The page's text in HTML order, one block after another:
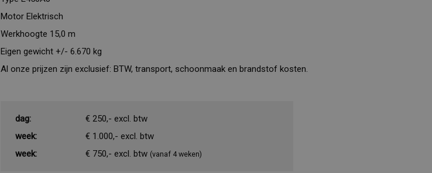
Motor Elektrisch
Werkhoogte 15,0 m
Eigen gewicht +/- 6.670 kg
Al onze prijzen zijn exclusief: BTW, transport, schoonmaak en brandstof kosten.
dag:
€ 250,- excl. btw
week:
€ 1.000,- excl. btw
week:
€ 750,- excl. btw (vanaf 4 weken)